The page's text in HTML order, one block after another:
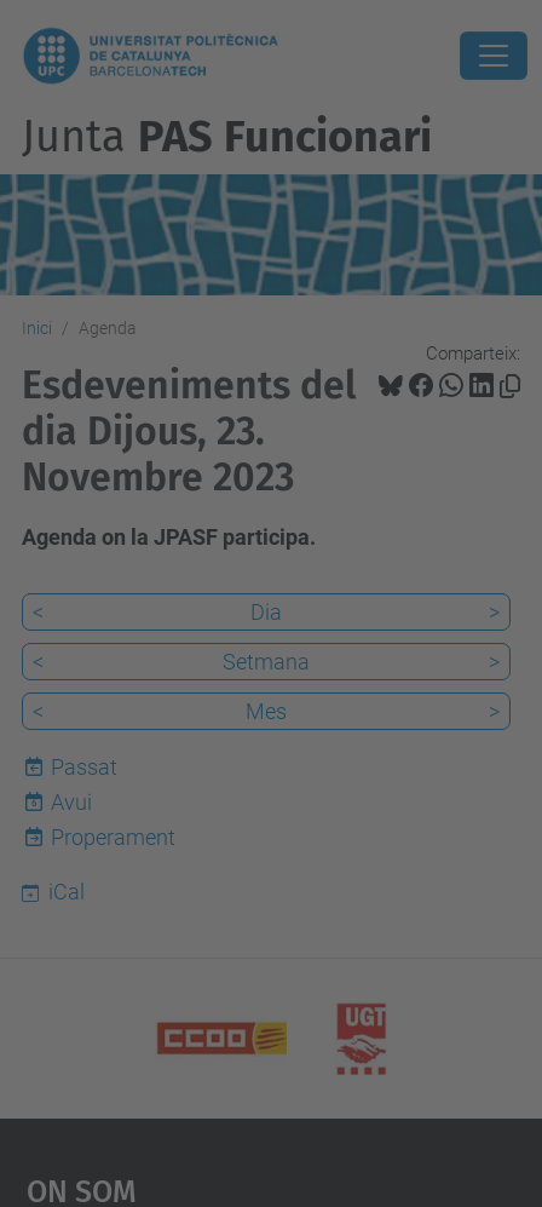
Junta PAS Funcionari
Inici Agenda
Comparteix:
Esdeveniments del
dia Dijous, 23.
Novembre 2023
Agenda on la JPASF participa.
< Dia
>
<
Setmana
>
<
Mes >
Passat
6
Avui
Properament
iCal
On Som